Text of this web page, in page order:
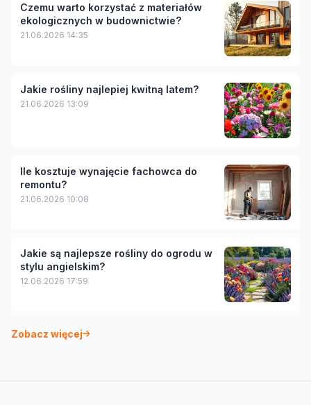
Czemu warto korzystać z materiałów
ekologicznych w budownictwie?
21.06.2026 14:35
Jakie rośliny najlepiej kwitną latem?
21.06.2026 13:09
Ile kosztuje wynajęcie fachowca do
remontu?
21.06.2026 10:08
Jakie są najlepsze rośliny do ogrodu w
stylu angielskim?
12.06.2026 17:59
Zobacz więcej